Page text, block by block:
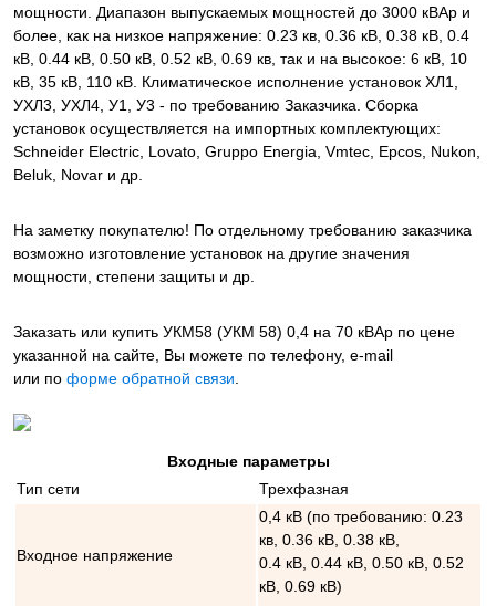
мощности. Диапазон выпускаемых мощностей до 3000 кВАр и
более, как на низкое напряжение: 0.23 кв, 0.36 кВ, 0.38 кВ, 0.4
кВ, 0.44 кВ, 0.50 кВ, 0.52 кВ, 0.69 кв, так и на высокое: 6 кВ, 10
кВ, 35 кВ, 110 кВ. Климатическое исполнение установок ХЛ1,
УХЛ3, УХЛ4, У1, У3 - по требованию Заказчика. Сборка
установок осуществляется на импортных комплектующих:
Schneider Electric, Lovato, Gruppo Energia, Vmtec, Epcos, Nukon,
Beluk, Novar и др.
На заметку покупателю! По отдельному требованию заказчика
возможно изготовление установок на другие значения
мощности, степени защиты и др.
Заказать или купить УКМ58 (УКМ 58) 0,4 на 70 кВАр по цене
указанной на сайте, Вы можете по телефону, e-mail
или по форме обратной связи.
Входные параметры
Тип сети
Трехфазная
Входное напряжение
0,4 кВ (по требованию: 0.23
кв, 0.36 кВ, 0.38 кВ,
0.4 кВ, 0.44 кВ, 0.50 кВ, 0.52
кВ, 0.69 кВ)